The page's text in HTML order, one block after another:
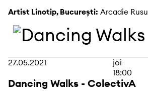
Artist Linotip, București: Arcadie Rusu
27.05.2021
joi
18:00
Dancing Walks - ColectivA